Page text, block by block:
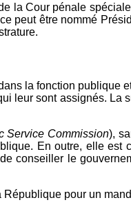
Cour pénale
peut être nommé
la fonction publique
leur sont assignés.
Service Commission),
En outre, elle est
conseiller le
pour un